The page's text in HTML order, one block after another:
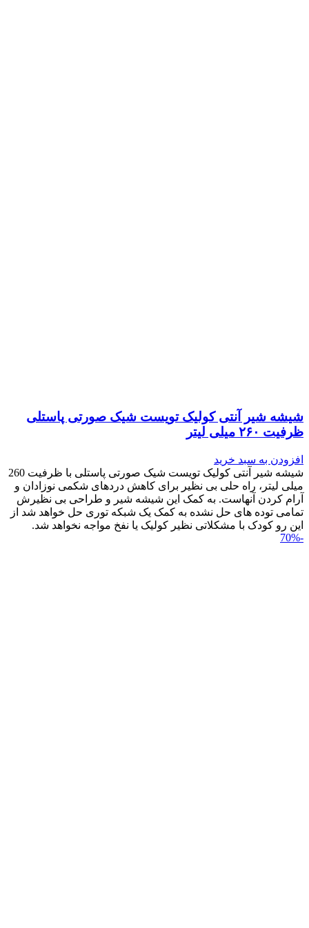
شیشه شیر آنتی کولیک تویست شیک صورتی پاستلی
ظرفیت ۲۶۰ میلی لیتر
افزودن به سبد خرید
شیشه شیر آنتی کولیک تویست شیک صورتی پاستلی با ظرفیت 260
میلی لیتر، راه حلی بی نظیر برای کاهش دردهای شکمی نوزادان و
آرام کردن آنهاست. به کمک این شیشه شیر و طراحی بی نظیرش
تمامی توده های حل نشده به کمک یک شبکه توری حل خواهد شد از
این رو کودک با مشکلاتی نظیر کولیک یا نفخ مواجه نخواهد شد.
-70%